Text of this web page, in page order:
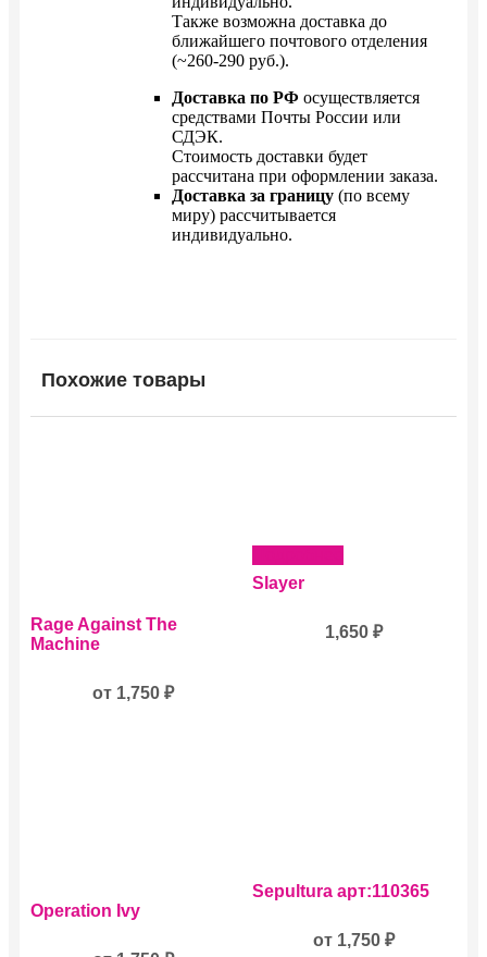
Также возможна доставка до
ближайшего почтового отделения
(~260-290 руб.).
Доставка по РФ осуществляется
средствами Почты России или
СДЭК.
Стоимость доставки будет
рассчитана при оформлении заказа.
Доставка за границу (по всему
миру) рассчитывается
индивидуально.
Похожие товары
Этот
товар
имеет
вариаций.
Rage Against The
Machine
от 1,750 ₽
Slayer
1,650₽
Этот
товар
Operation Ivy
Этот
товар
несколько
Sepultura арт:110365
от 1,750₽